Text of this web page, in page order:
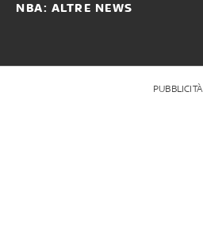
NBA: ALTRE NEWS
PUBBLICITÀ